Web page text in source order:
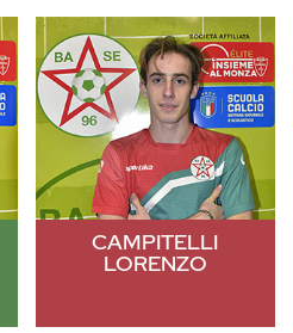
CAMPITELLI
LORENZO